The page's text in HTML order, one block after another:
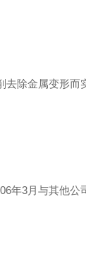
除金属变形而
年3月与其他公